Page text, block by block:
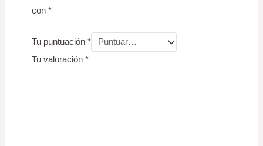
con *
Tu puntuación *
Tu valoración *